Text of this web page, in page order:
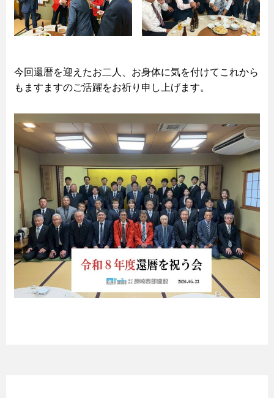
今回還暦を迎えたお二人、お身体に気を付けてこれから
もますますのご活躍をお祈り申し上げます。